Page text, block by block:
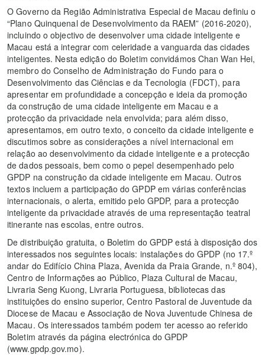
O Governo da Região Administrativa Especial de Macau definiu o
“Plano Quinquenal de Desenvolvimento da RAEM” (2016-2020),
incluindo o objectivo de desenvolver uma cidade inteligente e
Macau está a integrar com celeridade a vanguarda das cidades
inteligentes. Nesta edição do Boletim convidámos Chan Wan Hei,
membro do Conselho de Administração do Fundo para o
Desenvolvimento das Ciências e da Tecnologia (FDCT), para
apresentar em profundidade a concepção e ideia da promoção
da construção de uma cidade inteligente em Macau e a
protecção da privacidade nela envolvida; para além disso,
apresentamos, em outro texto, o conceito da cidade inteligente e
discutimos sobre as considerações a nível internacional em
relação ao desenvolvimento da cidade inteligente e a protecção
de dados pessoais, bem como o pepel desempenhado pelo
GPDP na construção da cidade inteligente em Macau. Outros
textos incluem a participação do GPDP em várias conferências
internacionais, o alerta, emitido pelo GPDP, para a protecção
inteligente da privacidade através de uma representação teatral
itinerante nas escolas, entre outros.
De distribuição gratuita, o Boletim do GPDP está à disposição dos
interessados nos seguintes locais: instalações do GPDP (no 17.º
andar do Edifício China Plaza, Avenida da Praia Grande, n.º 804),
Centro de Informações ao Público, Plaza Cultural de Macau,
Livraria Seng Kuong, Livraria Portuguesa, bibliotecas das
instituições do ensino superior, Centro Pastoral de Juventude da
Diocese de Macau e Associação de Nova Juventude Chinesa de
Macau. Os interessados também podem ter acesso ao referido
Boletim através da página electrónica do GPDP
(www.gpdp.gov.mo).